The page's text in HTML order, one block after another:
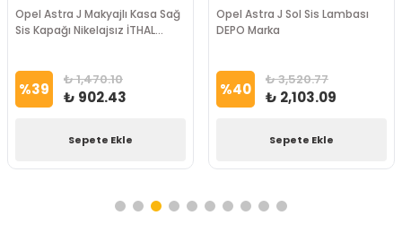
Opel Astra J Makyajlı Kasa Sağ
Sis Kapağı Nikelajsız İTHAL
%39 ₺ 1,470.10
₺ 902.43
Sepete Ekle
Opel Astra J Sol Sis Lambası
DEPO Marka
%40 ₺ 3,520.77
₺ 2,103.09
Sepete Ekle